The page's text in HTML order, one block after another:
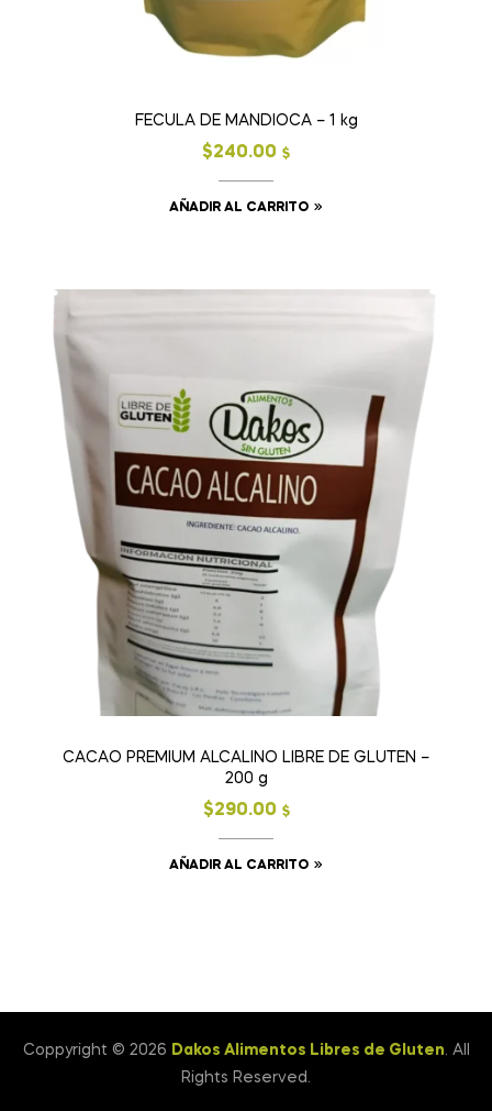
FECULA DE MANDIOCA – 1 kg
$240.00 $
AÑADIR AL CARRITO
CACAO PREMIUM ALCALINO LIBRE DE GLUTEN –
200 g
$290.00 $
AÑADIR AL CARRITO
Coppyright © 2026 Dakos Alimentos Libres de Gluten. All
Rights Reserved.